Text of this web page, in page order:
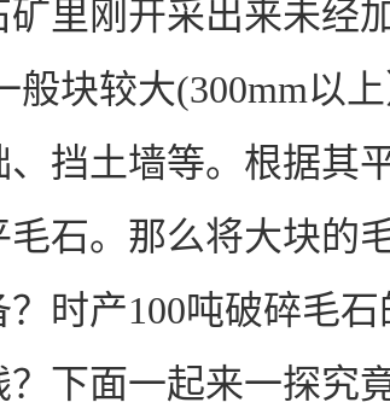
里刚开采出来未经
般块较大(300mm以
挡土墙等。根据其
石。那么将大块的
时产100吨破碎毛
下面一起来一探究